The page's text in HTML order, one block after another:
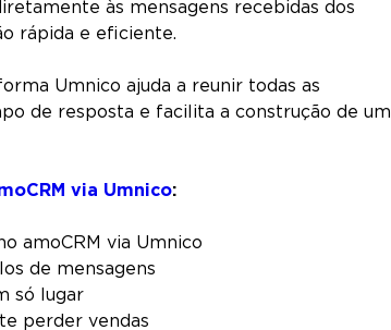
às mensagens recebidas dos
rápida e eficiente.
Umnico ajuda a reunir todas as
de resposta e facilita a construção de um
via Umnico:
amoCRM via Umnico
de mensagens
só lugar
perder vendas